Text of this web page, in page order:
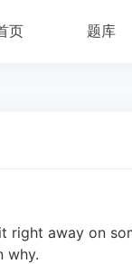
页 题库
right away on
why.